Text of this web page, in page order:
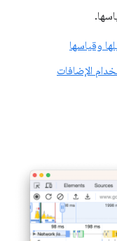
وقياسها
الإضافات